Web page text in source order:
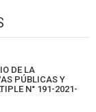
DE LA
PÚBLICAS Y
N° 191-2021-